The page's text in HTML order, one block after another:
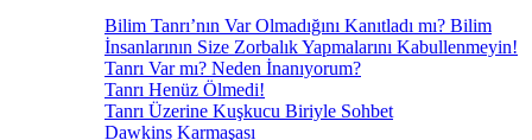
Bilim Tanrı’nın Var Olmadığını Kanıtladı mı? Bilim
İnsanlarının Size Zorbalık Yapmalarını Kabullenmeyin!
Tanrı Var mı? Neden İnanıyorum?
Tanrı Henüz Ölmedi!
Tanrı Üzerine Kuşkucu Biriyle Sohbet
Dawkins Karmaşası